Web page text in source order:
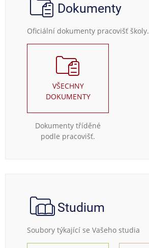
Dokumenty
Oficiální dokumenty pracovišť školy.
VŠECHNY
DOKUMENTY
Dokumenty tříděné
podle pracovišť.
Studium
Soubory týkající se Vašeho studia